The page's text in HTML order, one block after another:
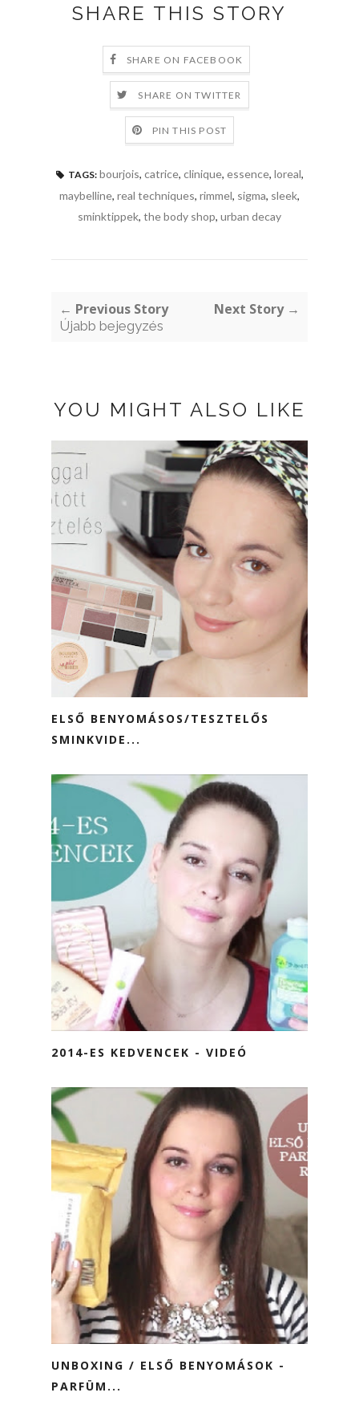
SHARE THIS STORY
SHARE ON FACEBOOK
SHARE ON TWITTER
PIN THIS POST
TAGS: bourjois, catrice, clinique, essence, loreal,
maybelline, real techniques, rimmel, sigma, sleek,
sminktippek, the body shop, urban decay
← Previous Story
Újabb bejegyzés
Next Story →
YOU MIGHT ALSO LIKE
ELSŐ BENYOMÁSOS/TESZTELŐS
SMINKVIDE...
2014-ES KEDVENCEK - VIDEÓ
UNBOXING / ELSŐ BENYOMÁSOK -
PARFÜM...